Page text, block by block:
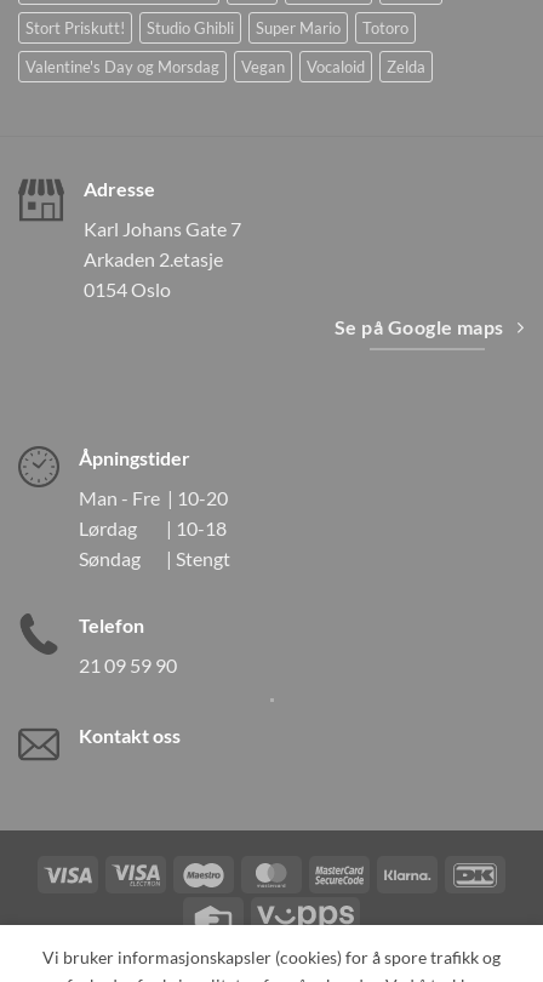
Stort Priskutt!
Studio Ghibli Super Mario
Totoro
Valentine's Day og Morsdag
Vegan Vocaloid Zelda
Adresse
Karl Johans Gate 7
Arkaden 2.etasje
0154 Oslo
Se på Google maps
Åpningstider
Man - Fre | 10-20
Lørdag | 10-18
Søndag | Stengt
Telefon
21 09 59 90
Kontakt oss
Visa
Visa
Maestro MasterCardMasterCardKlarna
Credit
Vipps
Vi bruker informasjonskapsler (cookies) for å spore trafikk og